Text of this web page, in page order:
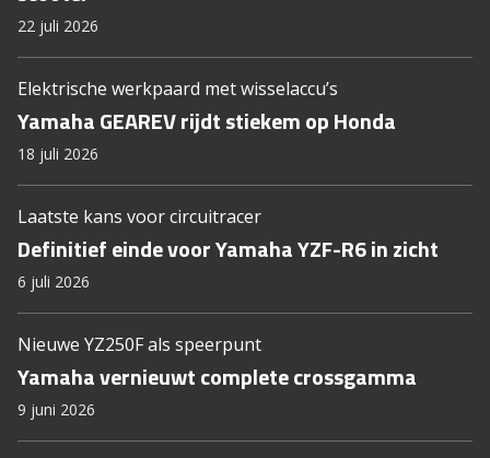
22 juli 2026
Elektrische werkpaard met wisselaccu’s
Yamaha GEAREV rijdt stiekem op Honda
18 juli 2026
Laatste kans voor circuitracer
Definitief einde voor Yamaha YZF-R6 in zicht
6 juli 2026
Nieuwe YZ250F als speerpunt
Yamaha vernieuwt complete crossgamma
9 juni 2026